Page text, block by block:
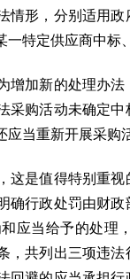
情形，分别适用
特定供应商中标
加新的处理办法
采购活动未确定
当重新开展采购
是值得特别重视
确行政处罚由财
应当给予的处理
，共列出三项违